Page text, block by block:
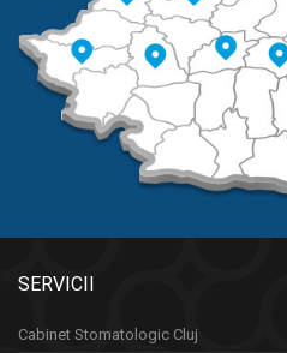
SERVICII
Cabinet Stomatologic Cluj